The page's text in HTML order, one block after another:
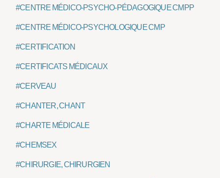
#CENTRE MÉDICO-PSYCHO-PÉDAGOGIQUE CMPP
#CENTRE MÉDICO-PSYCHOLOGIQUE CMP
#CERTIFICATION
#CERTIFICATS MÉDICAUX
#CERVEAU
#CHANTER, CHANT
#CHARTE MÉDICALE
#CHEMSEX
#CHIRURGIE, CHIRURGIEN